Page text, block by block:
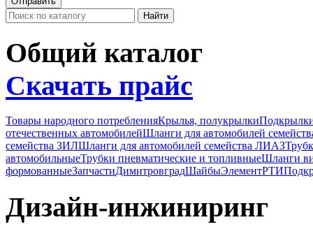
Общий каталог
Скачать прайс
Товары народного потребленияКрылья, полукрылки
отечественных автомобилейШланги для автомобилей
семейства ЗИЛШланги для автомобилей семейства ЛИАЗ
автомобильныеТрубки пневматические и топливныеШланги
формованныеЗапчастиДимитровградШайбыЭлементРТИ
Дизайн-инжиниринг